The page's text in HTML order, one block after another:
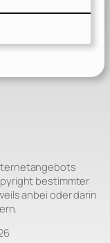
bestimmter
anbei oder darin